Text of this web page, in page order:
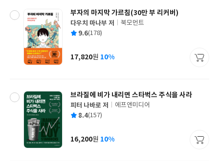
부자의 마지막 가르침(30만 부 리커버)
글
쓴
다우치 마나부 저
출
사
북모먼트
평 9.6(178)
가
17,820원 10%
브라질에 비가 내리면 스타벅스 주식을 사라
글
쓴
피터 나바로 저
출
사
에프엔미디어
평 8.4(157)
가
16,200원 10%